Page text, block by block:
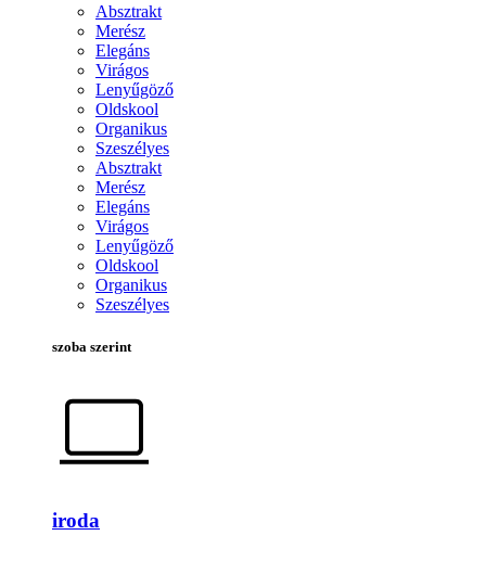
Absztrakt
Merész
Elegáns
Virágos
Lenyűgöző
Oldskool
Organikus
Szeszélyes
Absztrakt
Merész
Elegáns
Virágos
Lenyűgöző
Oldskool
Organikus
Szeszélyes
szoba szerint
iroda